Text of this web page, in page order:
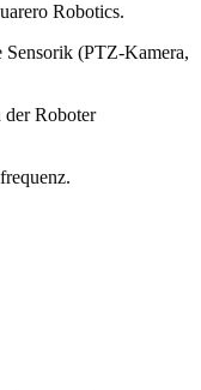
Robotics.
Sensorik (PTZ-Kamera,
Roboter